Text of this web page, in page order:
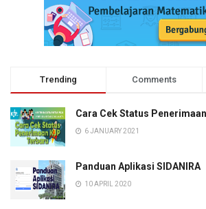
Trending Comments
Cara Cek Status
6 JANUARY 2021
Panduan Aplikasi SIDANIRA
10 APRIL 2020